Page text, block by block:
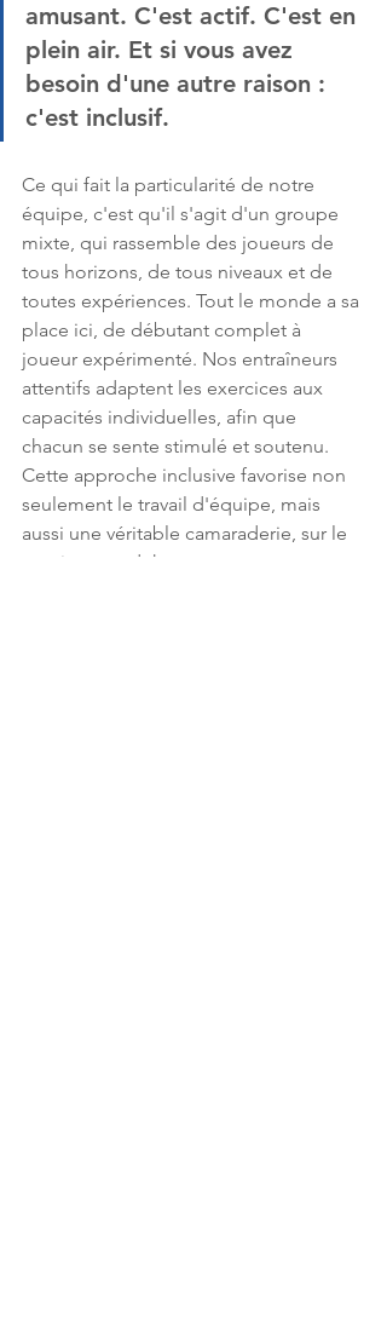
amusant. C'est actif. C'est en
plein air. Et si vous avez
besoin d'une autre raison :
c'est inclusif.
Ce qui fait la particularité de notre
équipe, c'est qu'il s'agit d'un groupe
mixte, qui rassemble des joueurs de
tous horizons, de tous niveaux et de
toutes expériences. Tout le monde a sa
place ici, de débutant complet à
joueur expérimenté. Nos entraîneurs
attentifs adaptent les exercices aux
capacités individuelles, afin que
chacun se sente stimulé et soutenu.
Cette approche inclusive favorise non
seulement le travail d'équipe, mais
aussi une véritable camaraderie, sur le
terrain et en dehors.